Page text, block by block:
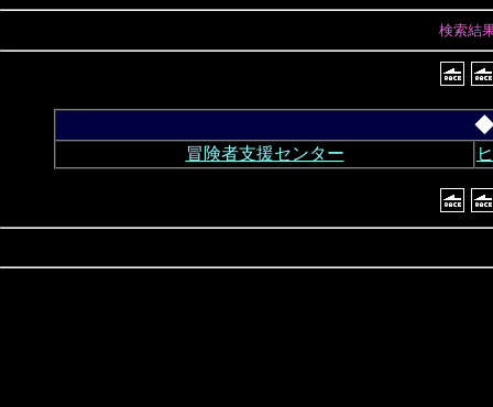
検索結
◆
冒険者支援センター